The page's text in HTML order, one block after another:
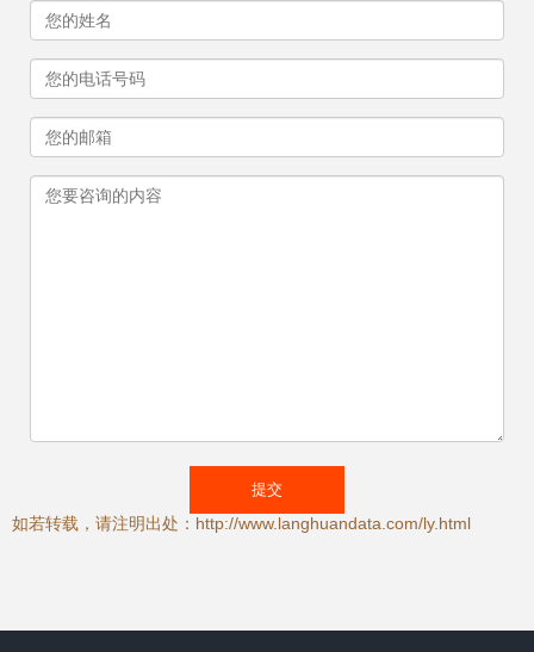
如若转载，请注明出处：http://www.langhuandata.com/ly.html